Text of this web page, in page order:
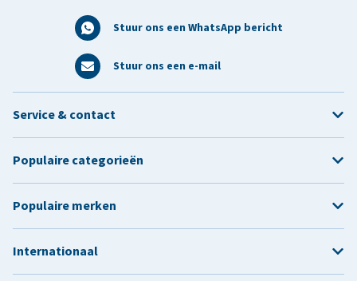
Stuur ons een WhatsApp bericht
Stuur ons een e-mail
Service & contact
Populaire categorieën
Populaire merken
Internationaal